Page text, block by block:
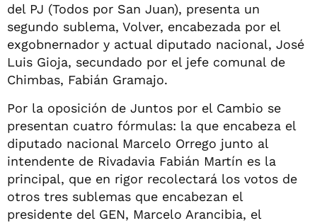
del PJ (Todos por San Juan), presenta un
segundo sublema, Volver, encabezada por el
exgobnernador y actual diputado nacional, José
Luis Gioja, secundado por el jefe comunal de
Chimbas, Fabián Gramajo.
Por la oposición de Juntos por el Cambio se
presentan cuatro fórmulas: la que encabeza el
diputado nacional Marcelo Orrego junto al
intendente de Rivadavia Fabián Martín es la
principal, que en rigor recolectará los votos de
otros tres sublemas que encabezan el
presidente del GEN, Marcelo Arancibia, el